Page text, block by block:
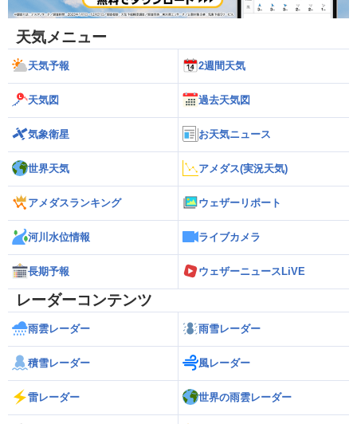
天気メニュー
天気予報 2週間天気
天気図 過去天気図
気象衛星 お天気ニュース
世界天気 アメダス(実況天気)
アメダスランキング ウェザーリポート
河川水位情報 ライブカメラ
長期予報 ウェザーニュースLiVE
レーダーコンテンツ
雨雲レーダー 雨雪レーダー
積雪レーダー 風レーダー
雷レーダー 世界の雨雲レーダー